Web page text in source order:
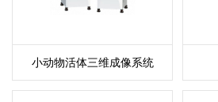
小动物活体三维成像系统